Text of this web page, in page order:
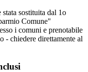
sostituita dal 1o
Comune"
i comuni e prenotabile
- chiedere direttamente al